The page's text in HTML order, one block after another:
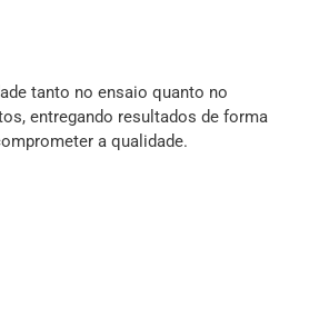
tanto no ensaio quanto no
entregando resultados de forma
a qualidade.